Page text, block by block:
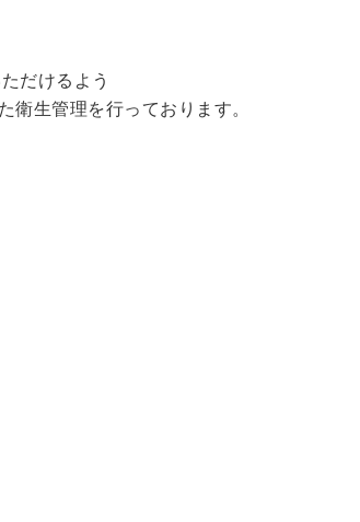
だけるよう
衛生管理を行っております。